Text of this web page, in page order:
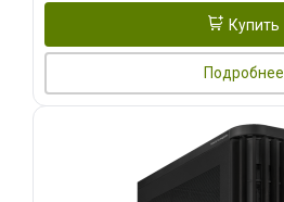
Купить
Подробнее